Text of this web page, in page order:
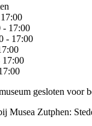
- 17:00
- 17:00
17:00
gesloten voor
Musea Zutphen: